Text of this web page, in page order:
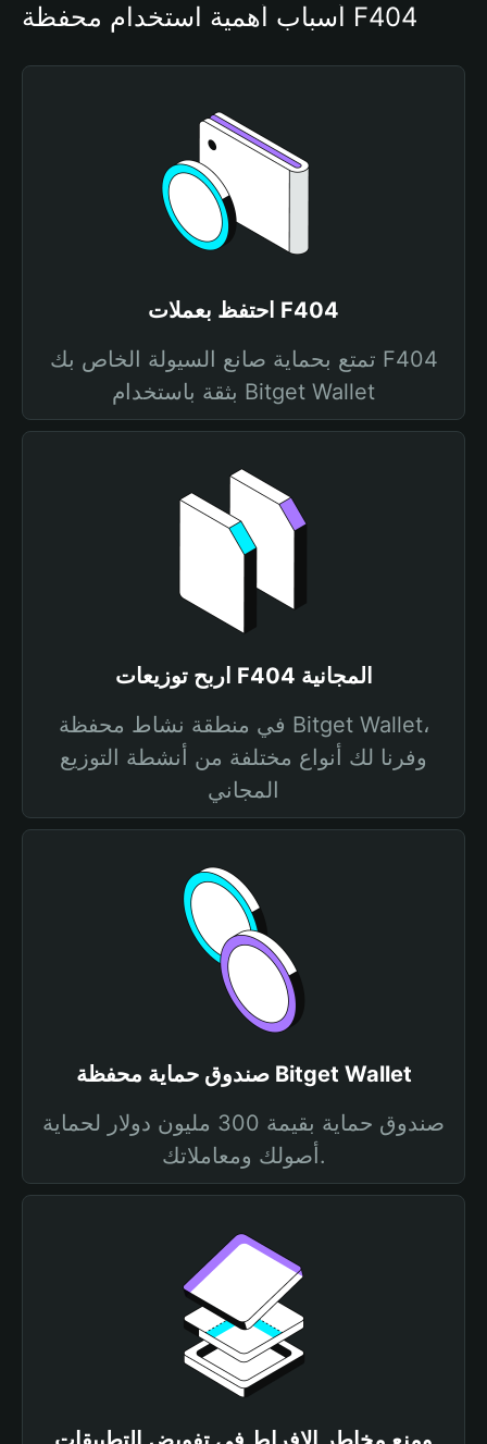
أسباب أهمية استخدام محفظة F404
احتفظ بعملات F404
تمتع بحماية صانع السيولة الخاص بك F404
بثقة باستخدام Bitget Wallet
اربح توزيعات F404 المجانية
في منطقة نشاط محفظة Bitget Wallet،
وفرنا لك أنواع مختلفة من أنشطة التوزيع
المجاني
صندوق حماية محفظة Bitget Wallet
صندوق حماية بقيمة 300 مليون دولار لحماية
أصولك ومعاملاتك.